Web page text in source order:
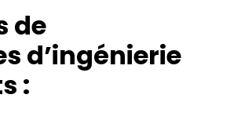
de
d’ingénierie
: